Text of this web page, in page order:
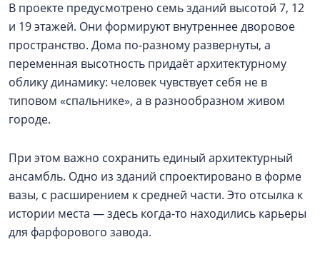
В проекте предусмотрено семь зданий высотой 7, 12
и 19 этажей. Они формируют внутреннее дворовое
пространство. Дома по-разному развернуты, а
переменная высотность придаёт архитектурному
облику динамику: человек чувствует себя не в
типовом «спальнике», а в разнообразном живом
городе.
При этом важно сохранить единый архитектурный
ансамбль. Одно из зданий спроектировано в форме
вазы, с расширением к средней части. Это отсылка к
истории места — здесь когда-то находились карьеры
для фарфорового завода.